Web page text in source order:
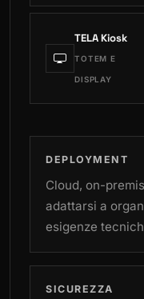
TELA Kiosk
TOTEM E
DISPLAY
DEPLOYMENT
Cloud, on-
adattarsi a
esigenze
SICUREZZA